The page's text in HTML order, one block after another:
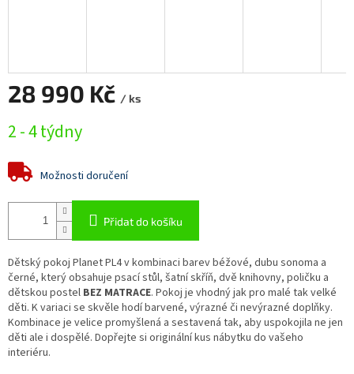
28 990 Kč / ks
cena:
2 - 4 týdny
Možnosti doručení
Přidat do košíku
Dětský pokoj Planet PL4 vkombinaci barev béžové, dubu sonoma a
černé, který obsahuje psací stůl, šatní skříň, dvě knihovny, poličku a
dětskou postel BEZ MATRACE. Pokoj je vhodný jak pro malé tak velké
děti. K variaci se skvěle hodí barvené, výrazné či nevýrazné doplňky.
Kombinace je velice promyšlená a sestavená tak, aby uspokojila ne jen
děti ale i dospělé. Dopřejte si originální kus nábytku do vašeho
interiéru.